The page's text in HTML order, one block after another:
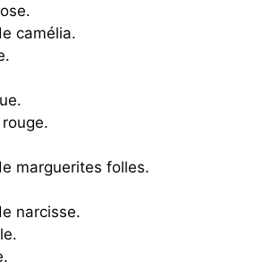
camélia.
marguerites folles.
narcisse.